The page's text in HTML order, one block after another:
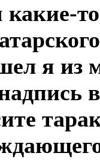
я из